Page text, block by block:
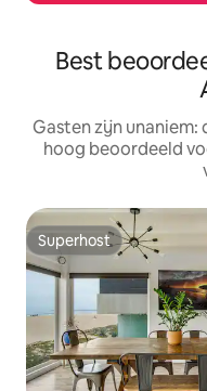
Best
Gasten zijn
hoog beoordeeld
Superhost
Superhost